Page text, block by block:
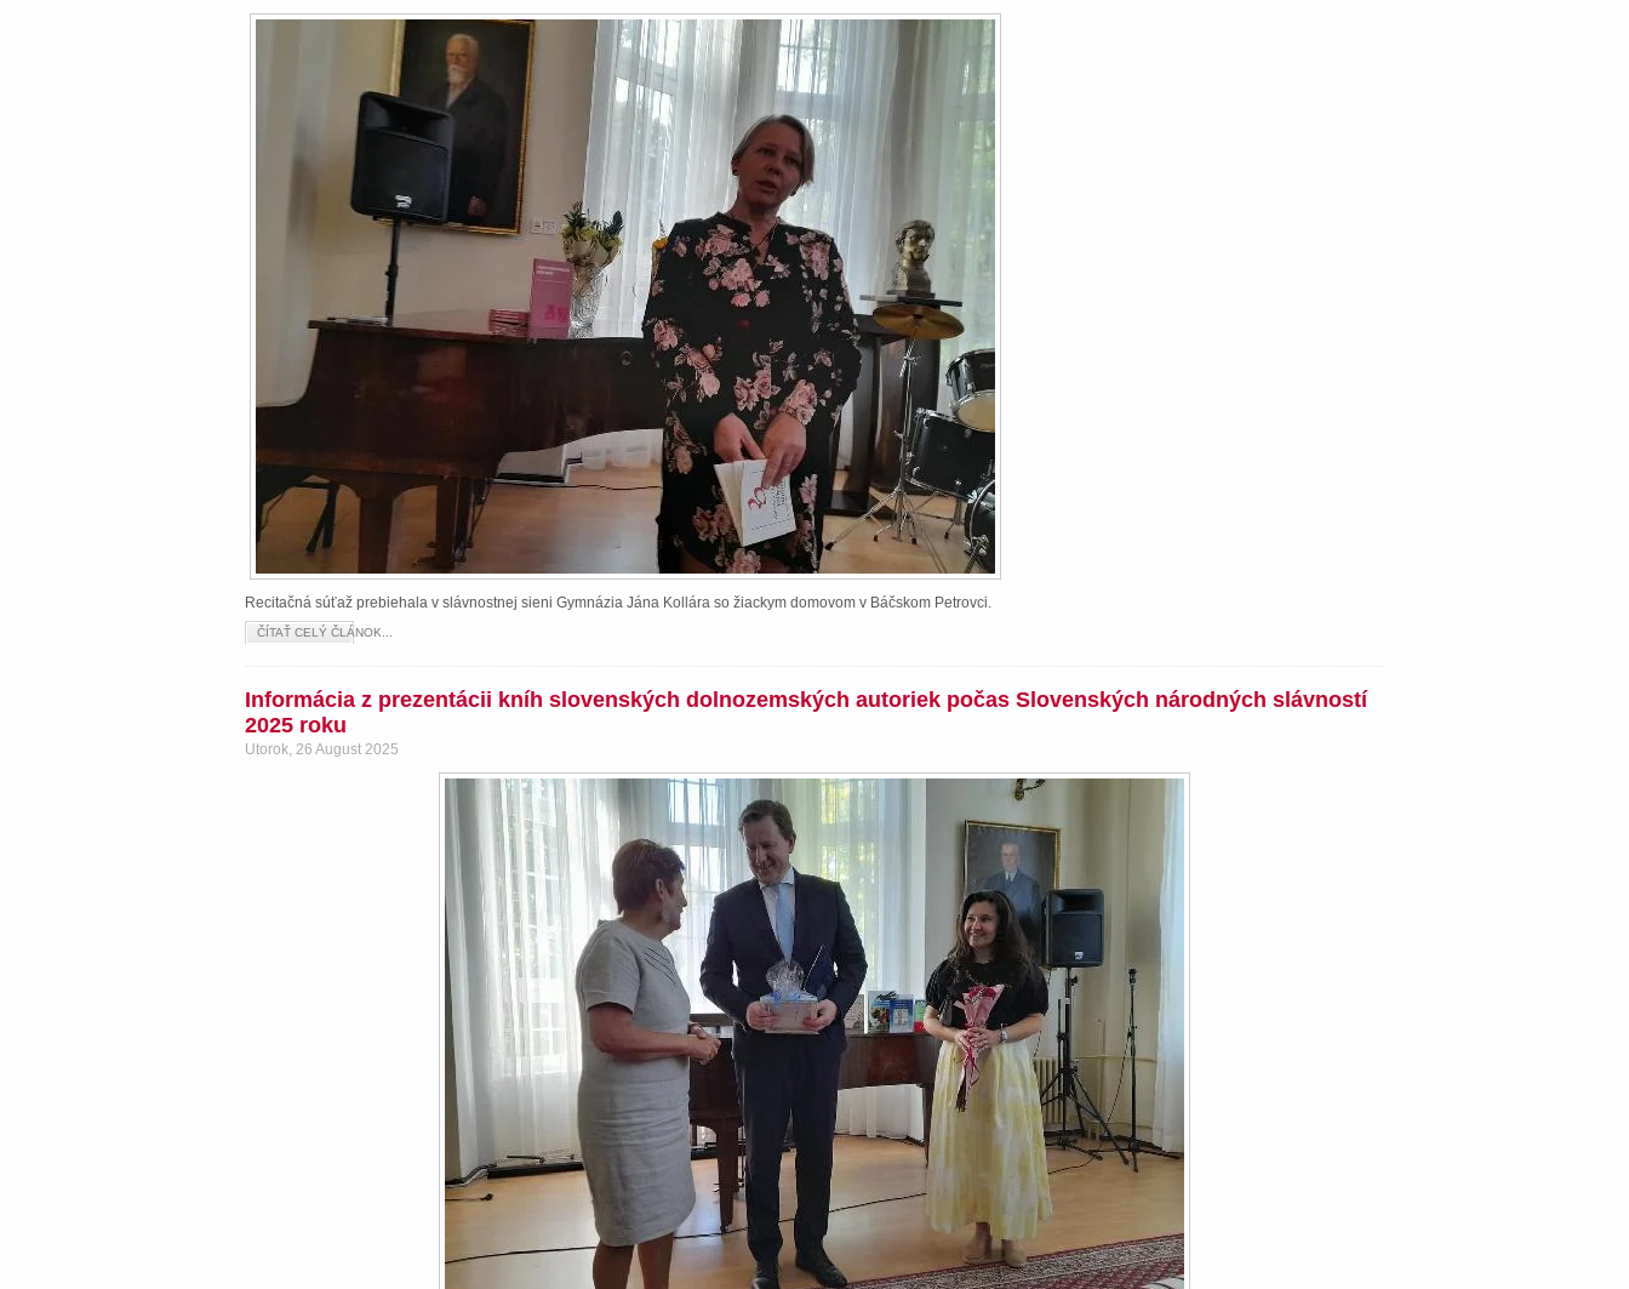
Recitačná súťaž prebiehala v slávnostnej sieni Gymnázia Jána Kollára so žiackym domovom v Báčskom Petrovci.
ČÍTAŤ CELÝ ČLÁNOK...
Informácia z prezentácii kníh slovenských dolnozemských autoriek počas Slovenských národných slávností
2025 roku
Utorok, 26 August 2025